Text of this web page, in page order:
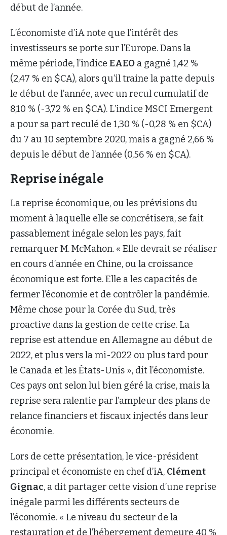
début de l’année.
L’économiste d’iA note que l’intérêt des
investisseurs se porte sur l’Europe. Dans la
même période, l’indice EAEO a gagné 1,42 %
(2,47 % en $CA), alors qu’il traine la patte depuis
le début de l’année, avec un recul cumulatif de
8,10 % (-3,72 % en $CA). L’indice MSCI Emergent
a pour sa part reculé de 1,30 % (-0,28 % en $CA)
du 7 au 10 septembre 2020, mais a gagné 2,66 %
depuis le début de l’année (0,56 % en $CA).
Reprise inégale
La reprise économique, ou les prévisions du
moment à laquelle elle se concrétisera, se fait
passablement inégale selon les pays, fait
remarquer M. McMahon. « Elle devrait se réaliser
en cours d’année en Chine, ou la croissance
économique est forte. Elle a les capacités de
fermer l’économie et de contrôler la pandémie.
Même chose pour la Corée du Sud, très
proactive dans la gestion de cette crise. La
reprise est attendue en Allemagne au début de
2022, et plus vers la mi-2022 ou plus tard pour
le Canada et les États-Unis », dit l’économiste.
Ces pays ont selon lui bien géré la crise, mais la
reprise sera ralentie par l’ampleur des plans de
relance financiers et fiscaux injectés dans leur
économie.
Lors de cette présentation, le vice-président
principal et économiste en chef d’iA, Clément
Gignac, a dit partager cette vision d’une reprise
inégale parmi les différents secteurs de
l’économie. « Le niveau du secteur de la
restauration et de l’hébergement demeure 40 %